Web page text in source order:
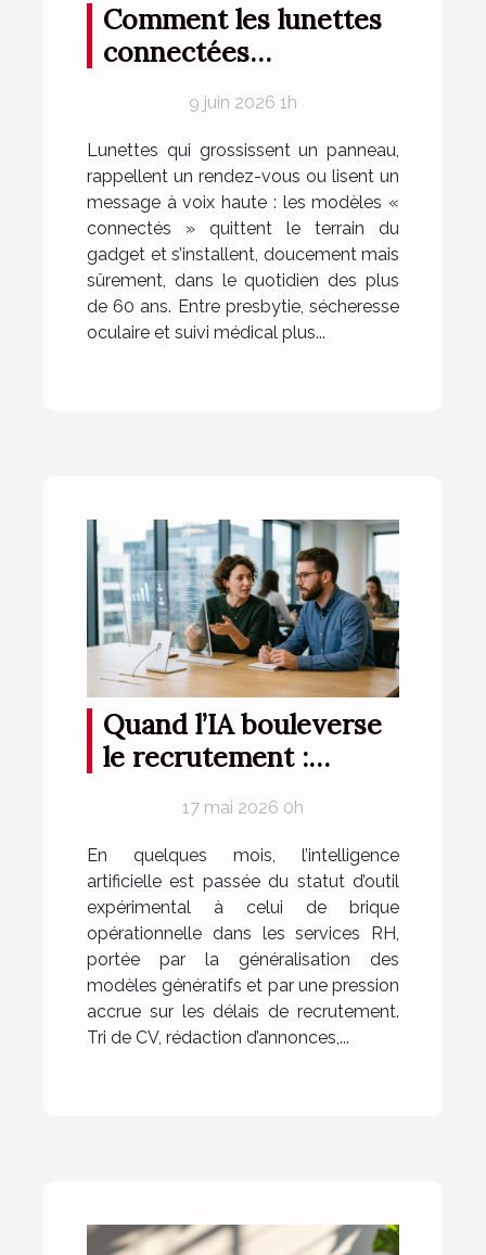
Comment les lunettes
connectées
optique des seniors
9 juin 2026 1h
Lunettes qui grossissent un panneau,
rappellent un rendez-vous ou lisent un
message à voix haute : les modèles «
connectés » quittent le terrain du
gadget et s’installent, doucement mais
sûrement, dans le quotidien des plus
de 60 ans. Entre presbytie, sécheresse
oculaire et suivi médical plus...
Quand l’IA bouleverse
le recrutement :
concrets en RH
17 mai 2026 0h
En quelques mois, l’intelligence
artificielle est passée du statut d’outil
expérimental à celui de brique
opérationnelle dans les services RH,
portée par la généralisation des
modèles génératifs et par une pression
accrue sur les délais de recrutement.
Tri de CV, rédaction d’annonces,...